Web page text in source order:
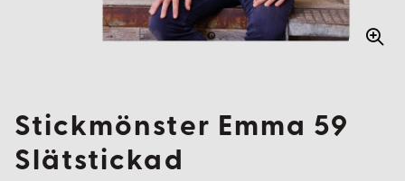
Stickmönster Emma 59
Slätstickad